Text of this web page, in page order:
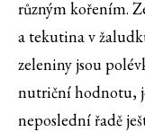
různým kořením.
a tekutina v
zeleniny jsou
nutriční hodnotu,
neposlední řadě